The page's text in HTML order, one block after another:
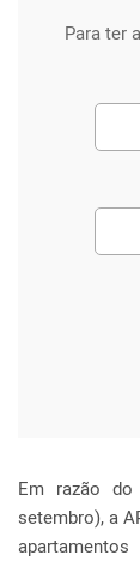
Para ter
Em razão
setembro), a